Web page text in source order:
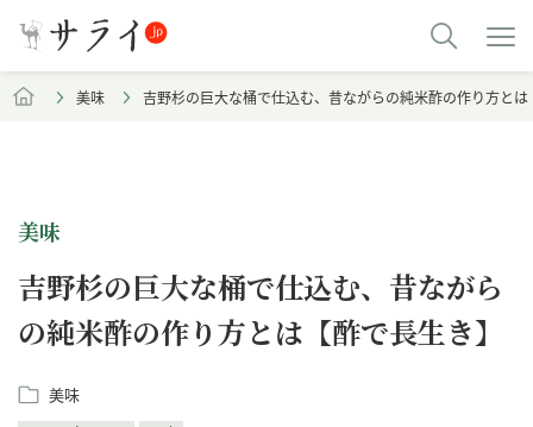
美味 吉野杉の巨大な桶で仕込む、昔ながらの純米酢の作り方と
美味
吉野杉の巨大な桶で仕込む、昔ながら
の純米酢の作り方とは【酢で長生き】
美味